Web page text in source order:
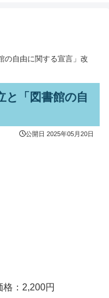
の自由に関する宣言」改
と「図書館の自
公開日 2025年05月20日
：2,200円